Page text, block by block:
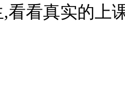
看看真实的上